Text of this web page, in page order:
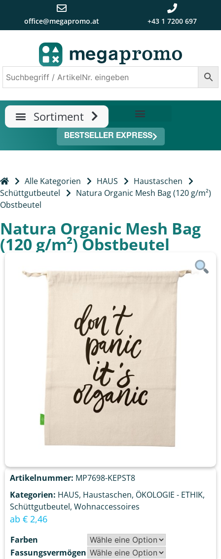
office@megapromo.at +43 1 7200 697
BESTSELLER EXPRESS
Alle Kategorien HAUS
Haustaschen
Schüttgutbeutel
Natura Organic Mesh Bag (120 g/m²)
Obstbeutel
Natura Organic Mesh Bag
(120 g/m²) Obstbeutel
Artikelnummer: MP7698-KEPST8
Kategorien: HAUS, Haustaschen, ÖKOLOGIE - ETHIK,
Schüttgutbeutel, Wohnaccessoires
ab € 2,46
Farben
Fassungsvermögen